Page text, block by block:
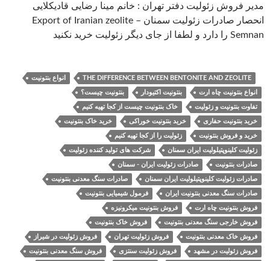
مدیر فروش زئولیت دفتر تهران : خانم مینا رضایی قادیکلایی
انحصار صادرات زئولیت سمنان Export of Iranian zeolite –
Semnan را دارد و لطفا از جای دیگر زئولیت خرید نکنید
THE DIFFERENCE BETWEEN BENTONITE AND ZEOLITE انواع بنتونیت
انواع بنتونیت چاه ارت بنتونیت اکتیودار بنتونیت چیست؟
تفاوت بنتونیت و زئولیت خاک بنتونیت چیست از کجا تهیه کنیم
خرید بنتونیت حفاری خرید بنتونیت خوراکی خرید خاک بنتونیت
خرید و فروش بنتونیت زئولیت را از کجا تهیه کنیم
زئولیت کلینوپتیلولیت ایران سمنان شرکت های تولید کننده زئولیت
صادرات بنتونیت صادرات زئولیت ایران - سمنان
صادرات زئولیت کلینوپتیلولیت ایران سمنان صادرات سنگ معدنی بنتونیت
صادرات سنگ معدنی بنتونیت ایران فرمول شیمیایی بنتونیت
فروش بنتونیت چاه ارت فروش بنتونیت میکرونیزه
فروش خارجی سنگ معدنی بنتونیت فروش خاک بنتونیت
فروش خاک معدنی بنتونیت فروش زئولیت تهران فروش زئولیت در شیراز
فروش زئولیت در مشهد فروش زئولیت سنتزی فروش سنگ معدنی بنتونیت